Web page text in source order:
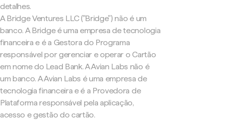
detalhes.
A Bridge Ventures LLC ("Bridge") não é um
banco. A Bridge é uma empresa de tecnologia
financeira e é a Gestora do Programa
responsável por gerenciar e operar o Cartão
em nome do Lead Bank. A Avian Labs não é
um banco. A Avian Labs é uma empresa de
tecnologia financeira e é a Provedora de
Plataforma responsável pela aplicação,
acesso e gestão do cartão.